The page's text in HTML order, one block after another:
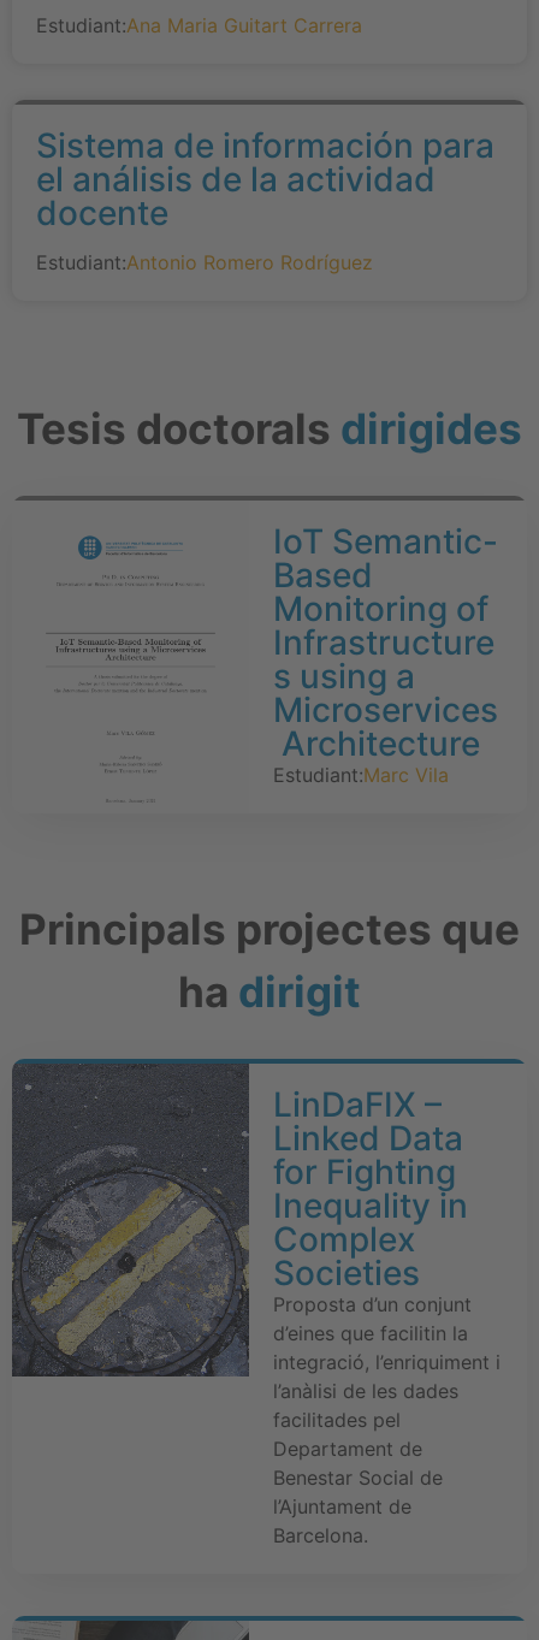
Estudiant:Ana Maria Guitart Carrera
Sistema de información para
el análisis de la actividad
docente
Estudiant:Antonio Romero Rodríguez
Tesis doctorals dirigides
IoT Semantic-
Based
Monitoring of
Infrastructure
s using a
Microservices
Architecture
Estudiant:Marc Vila
Principals projectes que
ha dirigit
LinDaFIX –
Linked Data
for Fighting
Inequality in
Complex
Societies
Proposta d’un conjunt
d’eines que facilitin la
integració, l’enriquiment i
l’anàlisi de les dades
facilitades pel
Departament de
Benestar Social de
l’Ajuntament de
Barcelona.